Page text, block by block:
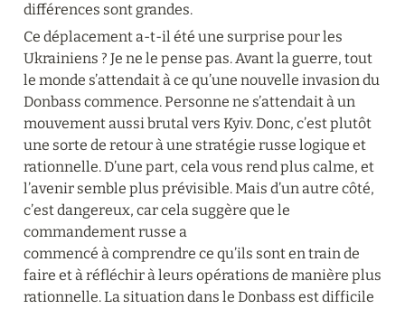
différences sont grandes.
Ce déplacement a-t-il été une surprise pour les
Ukrainiens ? Je ne le pense pas. Avant la guerre, tout
le monde s’attendait à ce qu’une nouvelle invasion du
Donbass commence. Personne ne s’attendait à un
mouvement aussi brutal vers Kyiv. Donc, c’est plutôt
une sorte de retour à une stratégie russe logique et
rationnelle. D’une part, cela vous rend plus calme, et
l’avenir semble plus prévisible. Mais d’un autre côté,
c’est dangereux, car cela suggère que le
commandement russe a
commencé à comprendre ce qu’ils sont en train de
faire et à réfléchir à leurs opérations de manière plus
rationnelle. La situation dans le Donbass est difficile